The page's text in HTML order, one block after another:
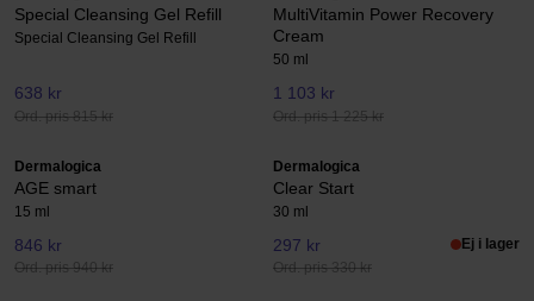
Special Cleansing Gel Refill
Special Cleansing Gel Refill
638 kr
Ord. pris 815 kr
MultiVitamin Power Recovery
Cream
50 ml
1 103 kr
Ord. pris 1 225 kr
Dermalogica
AGE smart
15 ml
846 kr
Ord. pris 940 kr
Dermalogica
Clear Start
30 ml
297 kr
Ord. pris 330 kr
Ej i lager